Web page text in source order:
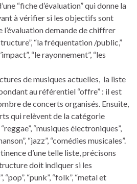
“fiche d’évaluation” qui donne la
à vérifier si les objectifs sont
demande de chiffrer
“la fréquentation /public,”
“le rayonnement”, “les
de musiques actuelles, la liste
au référentiel “offre” : il est
de concerts organisés. Ensuite,
qui relèvent de la catégorie
“musiques électroniques”,
“jazz”, “comédies musicales”.
d’une telle liste, précisons
doit indiquer si les
“punk”, “folk”, “metal et